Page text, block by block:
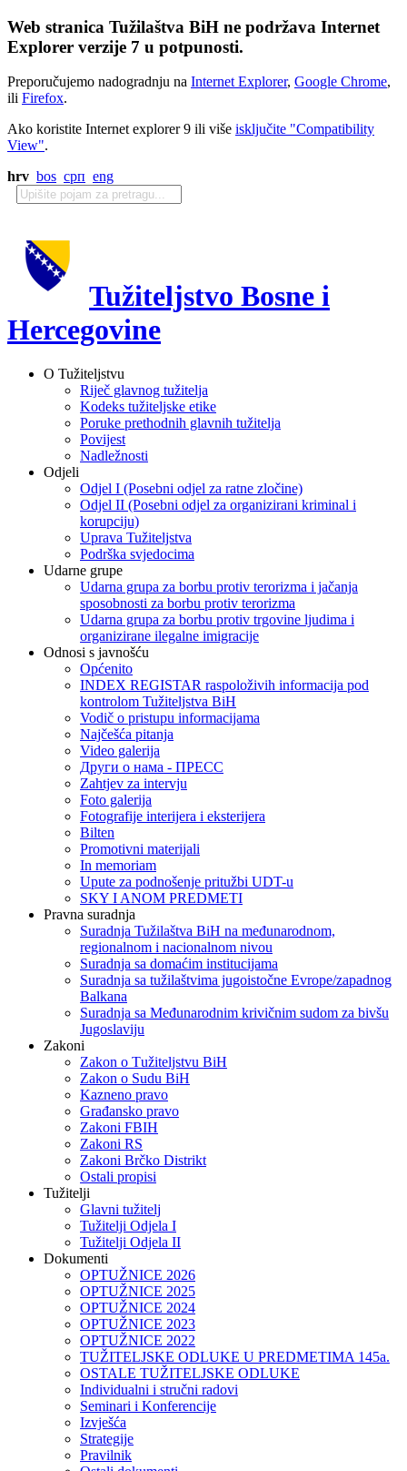
Web stranica Tužilaštva BiH ne podržava Internet
Explorer verzije 7 u potpunosti.
Preporučujemo nadogradnju na Internet Explorer, Google Chrome,
ili Firefox.
Ako koristite Internet explorer 9 ili više isključite "Compatibility
View".
hrv bos срп eng
Tužiteljstvo Bosne i
Hercegovine
O Tužiteljstvu
Riječ glavnog tužitelja
Kodeks tužiteljske etike
Poruke prethodnih glavnih tužitelja
Povijest
Nadležnosti
Odjeli
Odjel I (Posebni odjel za ratne zločine)
Odjel II (Posebni odjel za organizirani kriminal i
korupciju)
Uprava Tužiteljstva
Podrška svjedocima
Udarne grupe
Udarna grupa za borbu protiv terorizma i jačanja
sposobnosti za borbu protiv terorizma
Udarna grupa za borbu protiv trgovine ljudima i
organizirane ilegalne imigracije
Odnosi s javnošću
Općenito
INDEX REGISTAR raspoloživih informacija pod
kontrolom Tužiteljstva BiH
Vodič o pristupu informacijama
Najčešća pitanja
Video galerija
Други о нама - ПРЕСC
Zahtjev za intervju
Foto galerija
Fotografije interijera i eksterijera
Bilten
Promotivni materijali
In memoriam
Upute za podnošenje pritužbi UDT-u
SKY I ANOM PREDMETI
Pravna suradnja
Suradnja Tužilaštva BiH na međunarodnom,
regionalnom i nacionalnom nivou
Suradnja sa domaćim institucijama
Suradnja sa tužilaštvima jugoistočne Evrope/zapadnog
Balkana
Suradnja sa Međunarodnim krivičnim sudom za bivšu
Jugoslaviju
Zakoni
Zakon o Тužiteljstvu BiH
Zakon o Sudu BiH
Kazneno pravo
Građansko pravo
Zakoni FBIH
Zakoni RS
Zakoni Brčko Distrikt
Ostali propisi
Tužitelji
Glavni tužitelj
Tužitelji Odjela I
Tužitelji Odjela II
Dokumenti
OPTUŽNICE 2026
OPTUŽNICE 2025
OPTUŽNICE 2024
OPTUŽNICE 2023
OPTUŽNICE 2022
TUŽITELJSKE ODLUKE U PREDMETIMA 145a.
OSTALE TUŽITELJSKE ODLUKE
Individualni i stručni radovi
Seminari i Konferencije
Izvješća
Strategije
Pravilnik